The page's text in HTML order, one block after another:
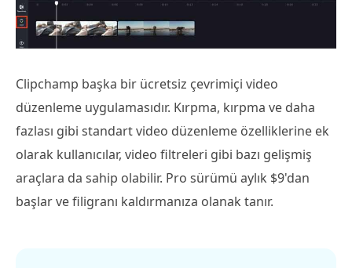
Clipchamp başka bir ücretsiz çevrimiçi video
düzenleme uygulamasıdır. Kırpma, kırpma ve daha
fazlası gibi standart video düzenleme özelliklerine ek
olarak kullanıcılar, video filtreleri gibi bazı gelişmiş
araçlara da sahip olabilir. Pro sürümü aylık $9'dan
başlar ve filigranı kaldırmanıza olanak tanır.